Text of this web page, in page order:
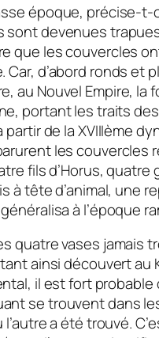
époque, précise-t-
sont devenues
que les couvercles
Car, d’abord ronds et
au Nouvel Empire, la
portant les traits
partir de la XVIIIème
les couvercles
fils d’Horus, quatre
à tête d’animal, une
à l’époque
quatre vases jamais
ainsi découvert au
il est fort probable
se trouvent dans
a été trouvé.